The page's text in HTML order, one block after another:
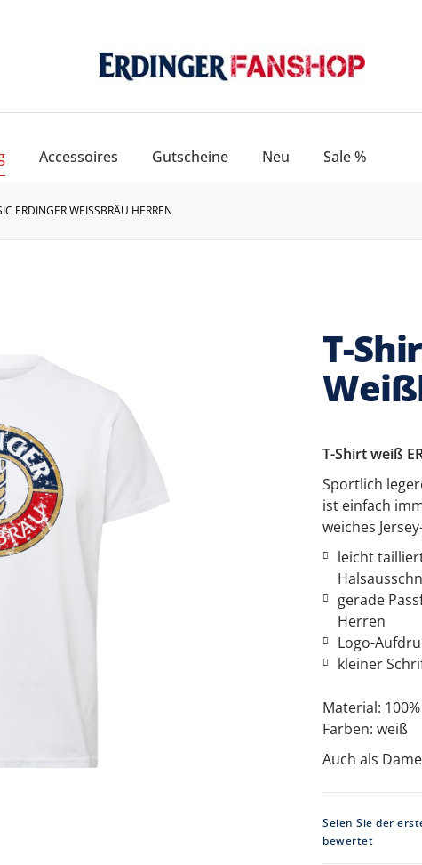
Accessoires Gutscheine Neu Sale %
ERDINGER WEISSBRÄU HERREN
T-
T-Shirt weiß
Sportlich
ist einfach
weiches
leicht
gerade
Herren
Logo-
kleiner
Material:
Farben: weiß
Auch als
Seien Sie der
bewertet